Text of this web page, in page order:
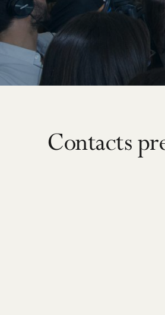
Contacts